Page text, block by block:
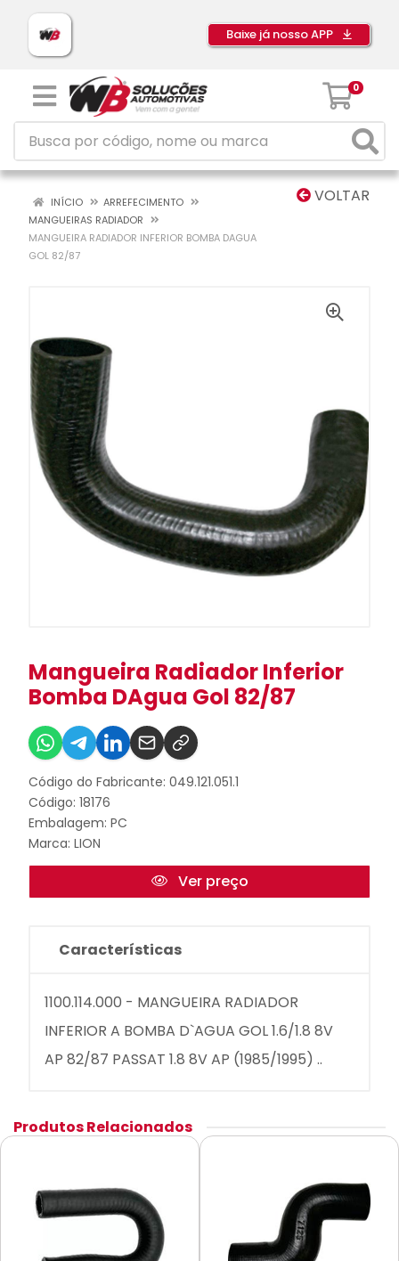
Baixe já nosso APP
0
VOLTAR
INÍCIO
ARREFECIMENTO
MANGUEIRAS RADIADOR
MANGUEIRA RADIADOR INFERIOR BOMBA DAGUA
GOL 82/87
Mangueira Radiador Inferior
Bomba DAgua Gol 82/87
Código do Fabricante: 049.121.051.1
Código: 18176
Embalagem: PC
Marca: LION
Ver preço
Características
1100.114.000 - MANGUEIRA RADIADOR
INFERIOR A BOMBA D`AGUA GOL 1.6/1.8 8V
AP 82/87 PASSAT 1.8 8V AP (1985/1995) ..
Produtos Relacionados